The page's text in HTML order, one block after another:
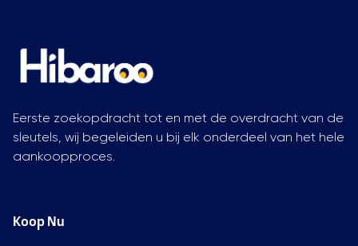
Eerste zoekopdracht tot en met de overdracht van de
sleutels, wij begeleiden u bij elk onderdeel van het hele
aankoopproces.
Koop Nu